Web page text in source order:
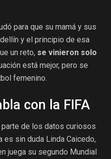
para que su mamá y sus
y el principio de esa
un reto, se vinieron solo
está mejor, pero se
femenino.
con la FIFA
de los datos curiosos
es sin duda Linda Caicedo,
juega su segundo Mundial